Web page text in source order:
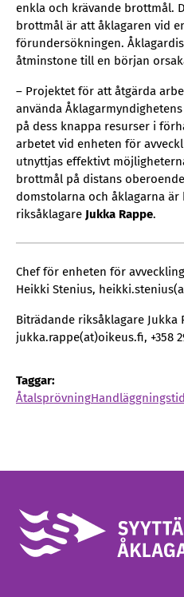
enkla och krävande brottmål.
brottmål är att åklagaren vid
förundersökningen.
åtminstone till en början
– Projektet för att åtgärda
använda
på dess knappa resurser i
arbetet vid enheten för
utnyttjas effektivt
brottmål på distans
domstolarna och åklagarna
riksåklagare Jukka Rappe.
Chef för enheten för
Heikki Stenius,
Biträdande riksåklagare Jukka
jukka.rappe(at)oikeus.fi, +358
Taggar:
ÅtalsprövningHandläggningstid